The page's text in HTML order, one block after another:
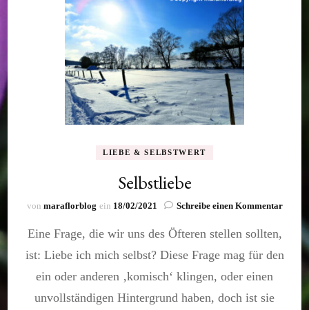
LIEBE & SELBSTWERT
Selbstliebe
von maraflorblog ein 18/02/2021 Schreibe einen Kommentarzu
Eine Frage, die wir uns des Öfteren stellen sollten,
ist: Liebe ich mich selbst? Diese Frage mag für den
ein oder anderen ‚komisch‘ klingen, oder einen
unvollständigen Hintergrund haben, doch ist sie